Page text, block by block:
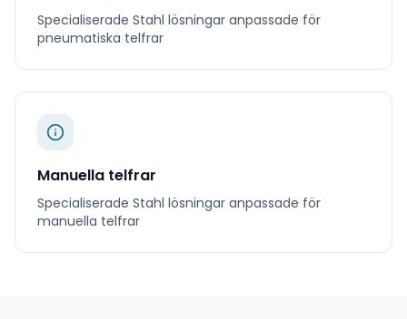
Specialiserade Stahl lösningar anpassade för
pneumatiska telfrar
Manuella telfrar
Specialiserade Stahl lösningar anpassade för
manuella telfrar